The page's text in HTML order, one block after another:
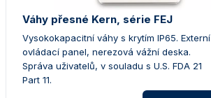
Váhy přesné Kern, série FEJ
Vysokokapacitní váhy s krytím IP65. Externí
ovládací panel, nerezová vážní deska.
Správa uživatelů, v souladu s U.S. FDA 21
Part 11.